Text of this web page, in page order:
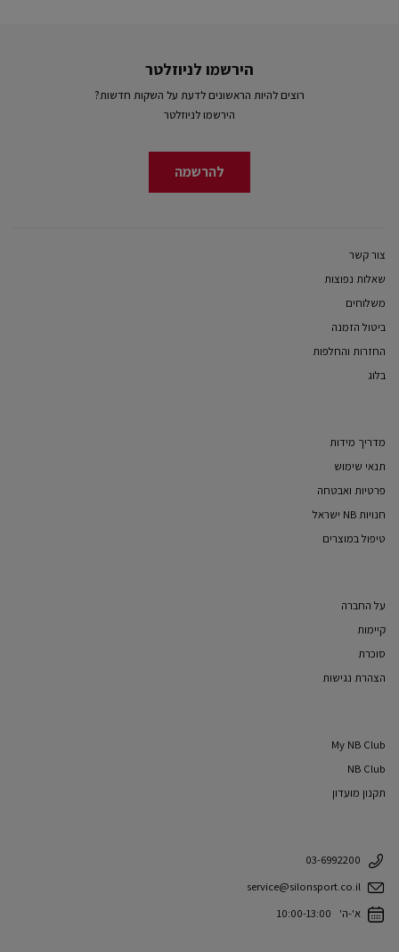
הירשמו לניוזלטר
רוצים להיות הראשונים לדעת על השקות חדשות?
הירשמו לניוזלטר
להרשמה
צור קשר
שאלות נפוצות
משלוחים
ביטול הזמנה
החזרות והחלפות
בלוג
מדריך מידות
תנאי שימוש
פרטיות ואבטחה
חנויות NB ישראל
טיפול במוצרים
על החברה
קיימות
סוכרת
הצהרת נגישות
My NB Club
NB Club
תקנון מועדון
03-6992200
service@silonsport.co.il
א'-ה' 10:00-13:00